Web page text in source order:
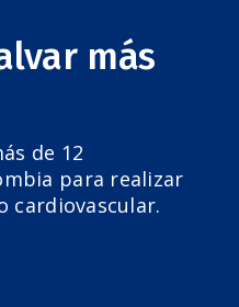
más
de 12
para realizar
cardiovascular.